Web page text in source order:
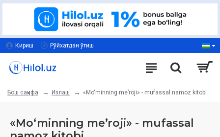
Кириш Рўйхатдан ўтиш
Бош саҳифа Излаш «Mo‘minning meʼroji» - mufassal namoz kitobi
«Mo‘minning meʼroji» - mufassal